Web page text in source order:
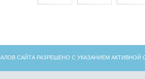
САЙТА РАЗРЕШЕНО С УКАЗАНИЕМ АКТИВНОЙ